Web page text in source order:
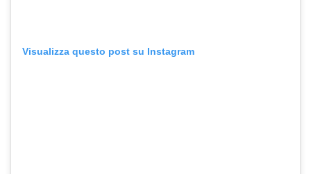
Visualizza questo post su Instagram